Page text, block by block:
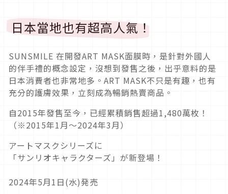
日本當地也有超高人氣！
SUNSMILE 在開發ART MASK面膜時，是針對外國人
的伴手禮的概念設定，沒想到發售之後，出乎意料的是
日本消費者也非常地多。ART MASK不只是有趣，也有
充分的護膚效果，立刻成為暢銷熱賣商品。
自2015年發售至今，已經累積銷售超過1,480萬枚！
（※2015年1月～2024年3月）
アートマスクシリーズに
「サンリオキャラクターズ」が新登場！
2024年5月1日(水)発売